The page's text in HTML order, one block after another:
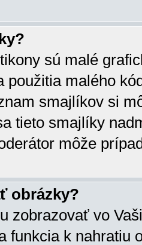
sú malé
použitia malého
smajlíkov si
tieto smajlíky
môže
obrázky?
zobrazovať vo
funkcia k nahratiu